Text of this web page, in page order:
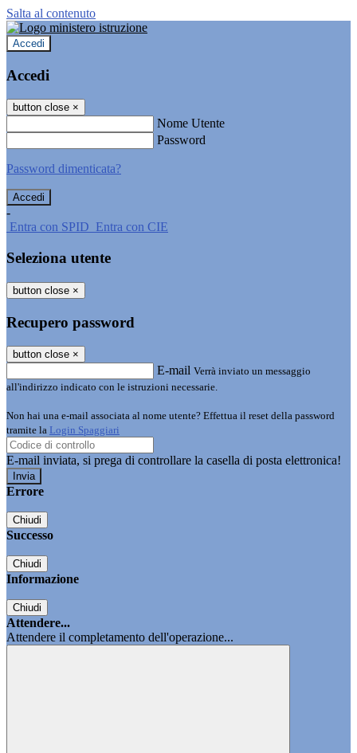
Salta al contenuto
Accedi
Accedi
button close ×
Nome Utente
Password
Password dimenticata?
-
Entra con SPID Entra con CIE
Seleziona utente
button close ×
Recupero password
button close ×
E-mail Verrà inviato un messaggio
all'indirizzo indicato con le istruzioni necessarie.
Non hai una e-mail associata al nome utente? Effettua il reset della password
tramite la Login Spaggiari
E-mail inviata, si prega di controllare la casella di posta elettronica!
Errore
Chiudi
Successo
Chiudi
Informazione
Chiudi
Attendere...
Attendere il completamento dell'operazione...